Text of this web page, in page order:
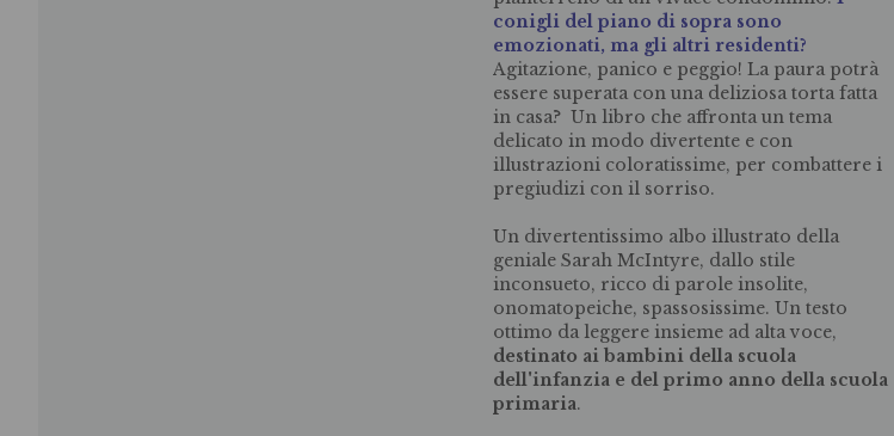
conigli del piano di sopra sono
emozionati, ma gli altri residenti?
Agitazione, panico e peggio! La paura potrà
essere superata con una deliziosa torta fatta
in casa? Un libro che affronta un tema
delicato in modo divertente e con
illustrazioni coloratissime, per combattere i
pregiudizi con il sorriso.
Un divertentissimo albo illustrato della
geniale Sarah McIntyre, dallo stile
inconsueto, ricco di parole insolite,
onomatopeiche, spassosissime. Un testo
ottimo da leggere insieme ad alta voce,
destinato ai bambini della scuola
dell'infanzia e del primo anno della scuola
primaria.